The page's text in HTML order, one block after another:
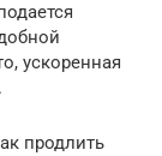
ускоренная
продлить